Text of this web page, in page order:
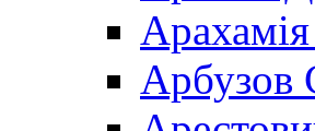
Арбузов